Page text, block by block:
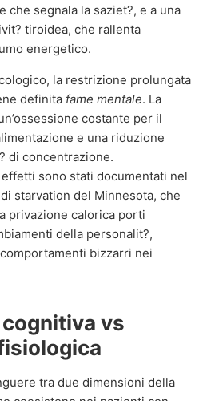
che segnala la saziet?, e a una
tiroidea, che rallenta
energetico.
la restrizione prolungata
definita fame mentale. La
costante per il
e una riduzione
di concentrazione.
sono stati documentati nel
starvation del Minnesota, che
privazione calorica porti
della personalit?,
bizzarri nei
vs
tra due dimensioni della